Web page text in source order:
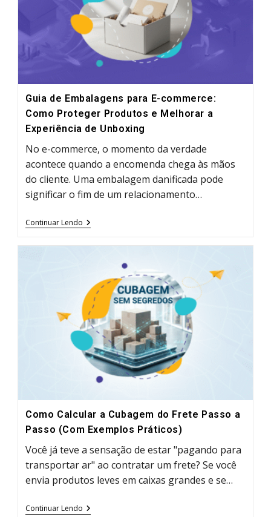
Guia de Embalagens para E-commerce:
Como Proteger Produtos e Melhorar a
Experiência de Unboxing
No e-commerce, o momento da verdade
acontece quando a encomenda chega às mãos
do cliente. Uma embalagem danificada pode
significar o fim de um relacionamento…
Continuar Lendo Guia
De
Commerce:
Como
Proteger
Produtos
E
Melhorar
A
Experiência
De
Unboxing
Como Calcular a Cubagem do Frete Passo a
Passo (Com Exemplos Práticos)
Você já teve a sensação de estar "pagando para
transportar ar" ao contratar um frete? Se você
envia produtos leves em caixas grandes e se…
Continuar Lendo Como